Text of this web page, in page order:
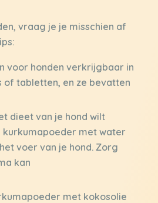
vraag je je misschien af
voor honden verkrijgbaar in
of tabletten, en ze bevatten
dieet van je hond wilt
kurkumapoeder met water
voer van je hond. Zorg
kan
met kokosolie